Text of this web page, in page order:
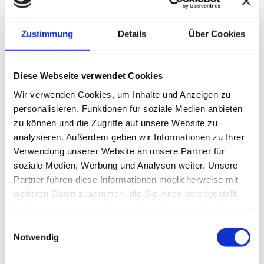
Zustimmung Details Über Cookies
Diese Webseite verwendet Cookies
Wir verwenden Cookies, um Inhalte und Anzeigen zu
personalisieren, Funktionen für soziale Medien anbieten
zu können und die Zugriffe auf unsere Website zu
analysieren. Außerdem geben wir Informationen zu Ihrer
Verwendung unserer Website an unsere Partner für
soziale Medien, Werbung und Analysen weiter. Unsere
Partner führen diese Informationen möglicherweise mit
weiteren Daten zusammen, die Sie ihnen bereitgestellt
Notwendig
IKYTA
1994 gründete Yogi Bhajan diese Vereinigung der Yogalehrenden,
traf.
Kontakt:
Nam Kaur Khalsa, Founding Director, Espanola, N.M.
Web: www.ikyta.org
DYV
Deutscher Yoga Dachverband
Ziel ist u.a., dass die Rahmenrichtlinien der Qualitätsstandards der